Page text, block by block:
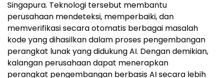
Singapura. Teknologi tersebut membantu
perusahaan mendeteksi, memperbaiki, dan
memverifikasi secara otomatis berbagai masalah
kode yang dihasilkan dalam proses pengembangan
perangkat lunak yang didukung AI. Dengan demikian,
kalangan perusahaan dapat menerapkan
perangkat pengembangan berbasis AI secara lebih